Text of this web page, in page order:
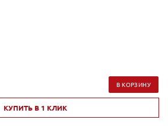
В КОРЗИНУ
КУПИТЬ В 1 КЛИК